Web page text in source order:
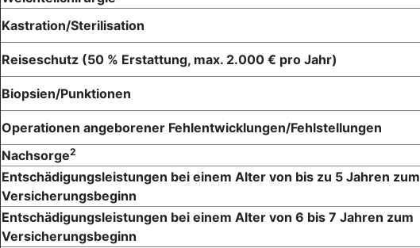
Kastration/Sterilisation
Reiseschutz (50 % Erstattung, max. 2.000 € pro Jahr)
Biopsien/Punktionen
Operationen angeborener Fehlentwicklungen/Fehlstellungen
Nachsorge2
Entschädigungsleistungen bei einem Alter von bis zu 5 Jahren zum
Versicherungsbeginn
Entschädigungsleistungen bei einem Alter von 6 bis 7 Jahren zum
Versicherungsbeginn